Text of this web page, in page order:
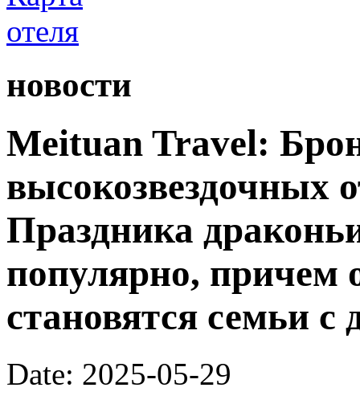
новости
Meituan Travel:
высокозвездочных
Праздника
популярно, причем
становятся семьи с
Date: 2025-05-29